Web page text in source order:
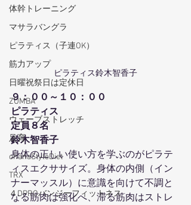
体幹トレーニング
マサラバングラ
ピラティス（子連OK）
筋力アップ
日曜祝祭日は定休日
ZUMBA
ウェーブストレッチ
足育
ohanaStyleDiet
TRX
４DPROバンジーフィットネス
ピラティス鈴木智香子
９：００～１０：００
ピラティス
定員８名
鈴木智香子
身体の正しい使い方を学ぶのがピラテ
ィスエクササイズ。身体の内側（イン
ナーマッスル）に意識を向けて不調と
なる筋肉は強化へ、滞る筋肉はストレ